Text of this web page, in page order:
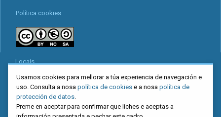
Política cookies
Locais
Mapa web
Redes sociais
Usamos cookies para mellorar a túa experiencia de navegación e
uso. Consulta a nosa política de cookies e a nosa política de
protección de datos
Preme en aceptar para confirmar que liches e aceptas a